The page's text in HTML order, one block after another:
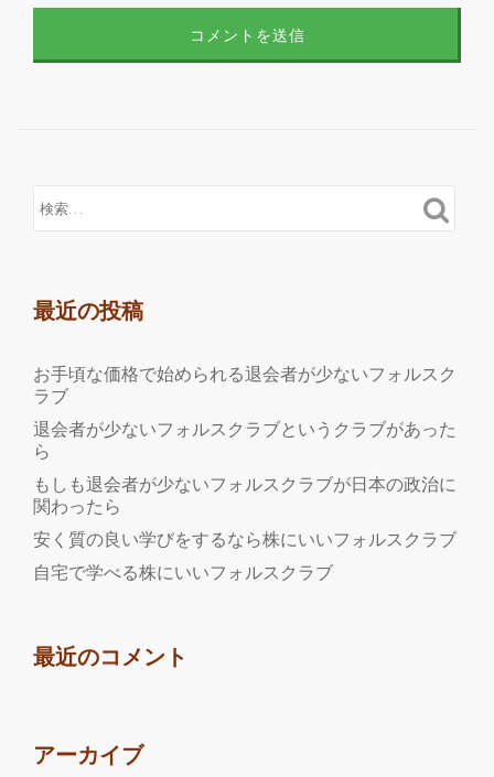
最近の投稿
お手頃な価格で始められる退会者が少ないフォルスク
ラブ
退会者が少ないフォルスクラブというクラブがあった
ら
もしも退会者が少ないフォルスクラブが日本の政治に
関わったら
安く質の良い学びをするなら株にいいフォルスクラブ
自宅で学べる株にいいフォルスクラブ
最近のコメント
アーカイブ